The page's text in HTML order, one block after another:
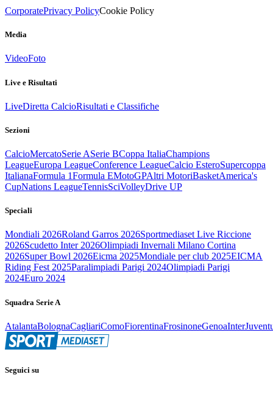
CorporatePrivacy PolicyCookie Policy
Media
VideoFoto
Live e Risultati
LiveDiretta CalcioRisultati e Classifiche
Sezioni
CalcioMercatoSerie ASerie BCoppa ItaliaChampions
LeagueEuropa LeagueConference LeagueCalcio EsteroSupercoppa
ItalianaFormula 1Formula EMotoGPAltri MotoriBasketAmerica's
CupNations LeagueTennisSciVolleyDrive UP
Speciali
Mondiali 2026Roland Garros 2026Sportmediaset Live Riccione
2026Scudetto Inter 2026Olimpiadi Invernali Milano Cortina
2026Super Bowl 2026Eicma 2025Mondiale per club 2025EICMA
Riding Fest 2025Paralimpiadi Parigi 2024Olimpiadi Parigi
2024Euro 2024
Squadra Serie A
AtalantaBolognaCagliariComoFiorentinaFrosinoneGenoaInter
Seguici su